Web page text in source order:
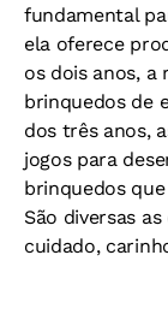
fundamental
ela oferece
os dois anos, a
brinquedos de
dos três anos,
jogos para
brinquedos
São diversas
cuidado,